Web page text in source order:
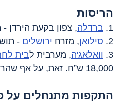
הריסות
1. ברדלה, צפון בקעת הירדן
2. סילואן, מזרח ירושלים -
3. וואלאג'ה, מערבית לבית
18,000 ש”ח. זאת, על אף שהרסה אותו בעצמה כבר ב-2017.
התקפות מתנחלים על